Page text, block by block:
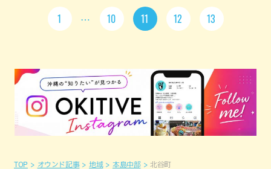
1 10 11 12 13
TOP オウンド記事 地域 本島中部 北谷町